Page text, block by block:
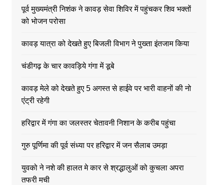
पूर्व मुख्यमंत्री निशंक ने कावड़ सेवा शिविर में पहुंचकर शिव भक्तों
को भोजन परोसा
कावड़ यात्रा को देखते हुए बिजली विभाग ने पुख्ता इंतजाम किया
चंडीगढ़ के चार कावड़िये गंगा में डूबे
कावड़ मेले को देखते हुए 5 अगस्त से हाईवे पर भारी वाहनों की नो
एंट्री रहेगी
हरिद्वार में गंगा का जलस्तर चेतावनी निशान के करीब पहुंचा
गुरु पूर्णिमा की पूर्व संध्या पर हरिद्वार में जन सैलाब उमड़ा
युवको ने नशे की हालत मे कार से श्रद्धालुओं को कुचला अपरा
तफरी मची